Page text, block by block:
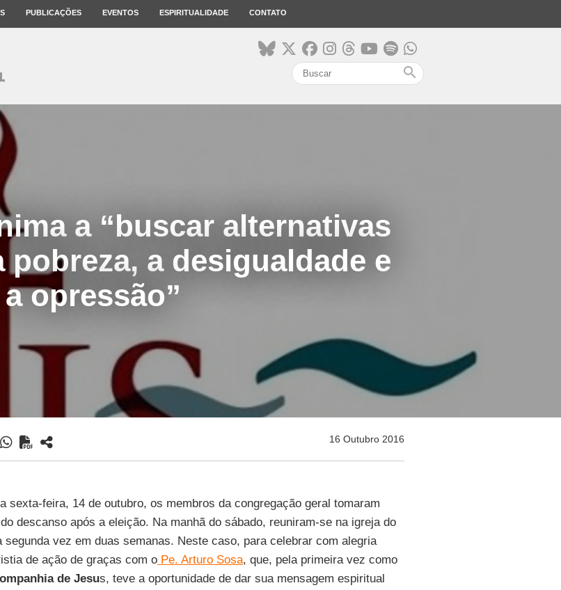
PUBLICAÇÕES EVENTOS ESPIRITUALIDADE CONTATO
search
a “buscar alternativas
pobreza, a desigualdade e
a opressão”
16 Outubro 2016
sexta-feira, 14 de outubro, os membros da congregação geral tomaram
descanso após a eleição. Na manhã do sábado, reuniram-se na igreja do
segunda vez em duas semanas. Neste caso, para celebrar com alegria
de ação de graças com oPe. Arturo Sosa, que, pela primeira vez como
de Jesus, teve a oportunidade de dar sua mensagem espiritual